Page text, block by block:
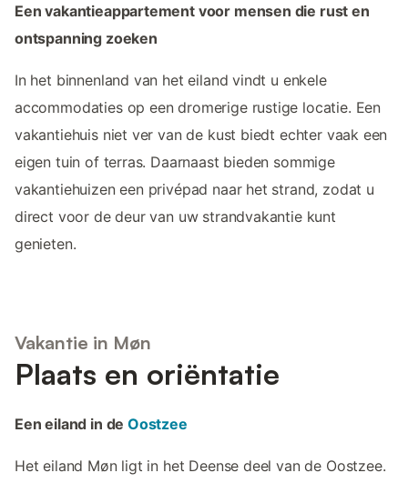
Een vakantieappartement voor mensen die rust en
ontspanning zoeken
In het binnenland van het eiland vindt u enkele
accommodaties op een dromerige rustige locatie. Een
vakantiehuis niet ver van de kust biedt echter vaak een
eigen tuin of terras. Daarnaast bieden sommige
vakantiehuizen een privépad naar het strand, zodat u
direct voor de deur van uw strandvakantie kunt
genieten.
Vakantie in Møn
Plaats en oriëntatie
Een eiland in deOostzee
Het eiland Møn ligt in het Deense deel van de Oostzee.